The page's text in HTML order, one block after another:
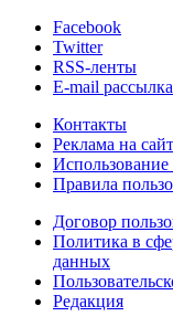
Facebook
Twitter
RSS-ленты
E-mail рассылка
Контакты
Реклама на
Использование
Правила
Договор
Политика в
данных
Редакция